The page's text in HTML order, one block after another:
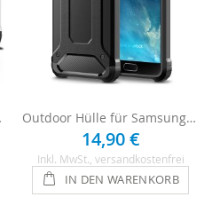
S5 Outdoor Hülle für Samsung Galaxy S5 - Schwarz
14,90 €
Inkl. MwSt. , versandkostenfrei
IN DEN WARENKORB